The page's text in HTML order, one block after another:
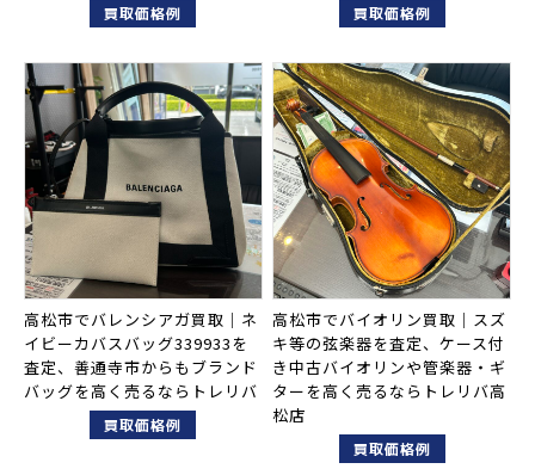
買取価格例 買取価格例
高松市でバレンシアガ買取｜ネ
イビーカバスバッグ339933を
査定、善通寺市からもブランド
バッグを高く売るならトレリバ
買取価格例
高松市でバイオリン買取｜スズ
キ等の弦楽器を査定、ケース付
き中古バイオリンや管楽器・ギ
ターを高く売るならトレリバ高
松店
買取価格例